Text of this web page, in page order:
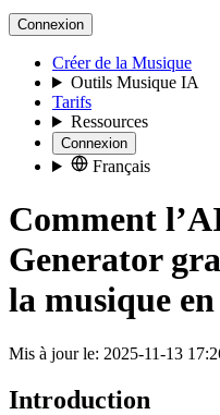
Connexion
Créer de la Musique
Outils Musique IA
Tarifs
Ressources
Connexion
Français
Comment
Generator
la musique en
Mis à jour le: 2025-11-13
Introduction